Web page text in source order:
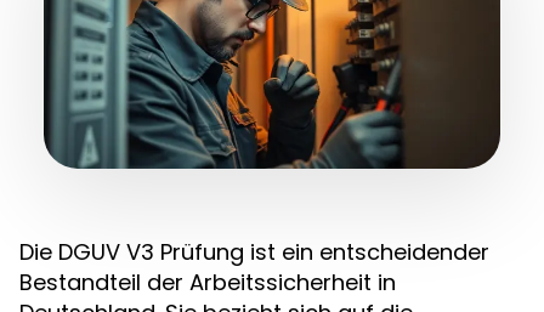
Die DGUV V3 Prüfung ist ein entscheidender
Bestandteil der Arbeitssicherheit in